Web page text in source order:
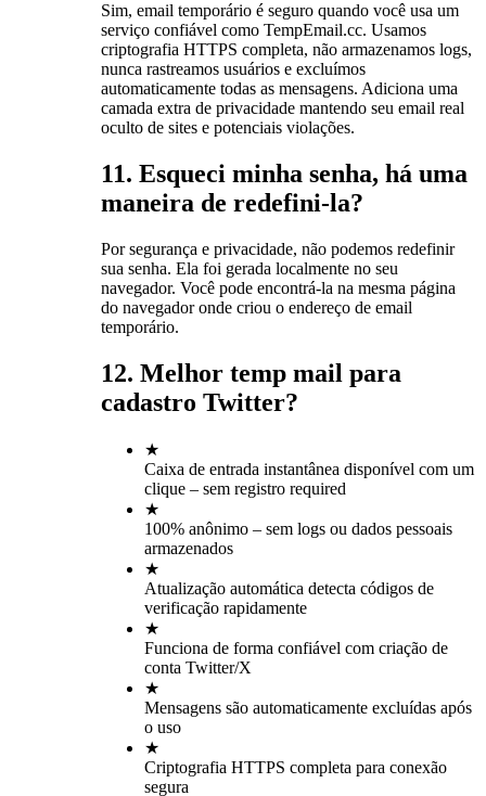
Sim, email temporário é seguro quando você usa um
serviço confiável como TempEmail.cc. Usamos
criptografia HTTPS completa, não armazenamos logs,
nunca rastreamos usuários e excluímos
automaticamente todas as mensagens. Adiciona uma
camada extra de privacidade mantendo seu email real
oculto de sites e potenciais violações.
11. Esqueci minha senha, há uma
maneira de redefini-la?
Por segurança e privacidade, não podemos redefinir
sua senha. Ela foi gerada localmente no seu
navegador. Você pode encontrá-la na mesma página
do navegador onde criou o endereço de email
temporário.
12. Melhor temp mail para
cadastro Twitter?
★
Caixa de entrada instantânea disponível com um
clique – sem registro required
★
100% anônimo – sem logs ou dados pessoais
armazenados
★
Atualização automática detecta códigos de
verificação rapidamente
★
Funciona de forma confiável com criação de
conta Twitter/X
★
Mensagens são automaticamente excluídas após
o uso
★
Criptografia HTTPS completa para conexão
segura